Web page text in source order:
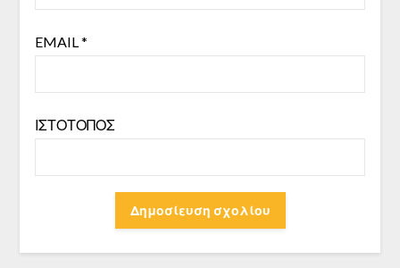
EMAIL*
ΙΣΤΌΤΟΠΟΣ